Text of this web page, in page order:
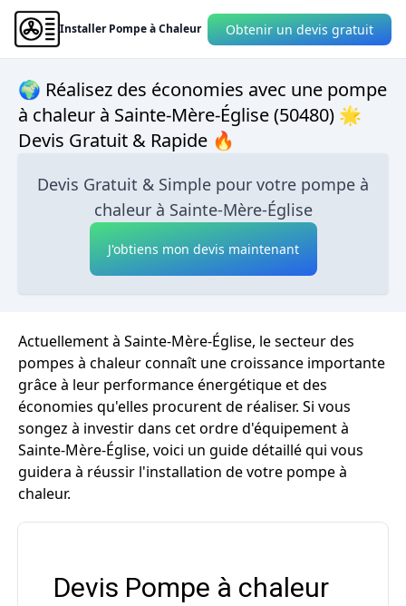
Installer Pompe à Chaleur Obtenir un devis gratuit
🌍 Réalisez des économies avec une pompe
à chaleur à Sainte-Mère-Église (50480) 🌟
Devis Gratuit & Rapide 🔥
Devis Gratuit & Simple pour votre pompe à
chaleur à Sainte-Mère-Église
J'obtiens mon devis maintenant
Actuellement à Sainte-Mère-Église, le secteur des
pompes à chaleur connaît une croissance importante
grâce à leur performance énergétique et des
économies qu'elles procurent de réaliser. Si vous
songez à investir dans cet ordre d'équipement à
Sainte-Mère-Église, voici un guide détaillé qui vous
guidera à réussir l'installation de votre pompe à
chaleur.
Devis Pompe à chaleur